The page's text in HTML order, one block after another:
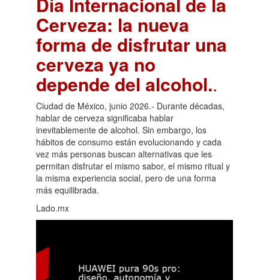
Cerveza: la nueva
forma de disfrutar una
cerveza ya no
depende del alcohol..
Ciudad de México, junio 2026.- Durante décadas,
hablar de cerveza significaba hablar
inevitablemente de alcohol. Sin embargo, los
hábitos de consumo están evolucionando y cada
vez más personas buscan alternativas que les
permitan disfrutar el mismo sabor, el mismo ritual y
la misma experiencia social, pero de una forma
más equilibrada.
Lado.mx